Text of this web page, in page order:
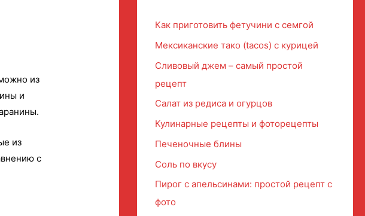
из
и
из
с
Как приготовить фетучини с семгой
Мексиканские тако (tacos) с курицей
Сливовый джем – самый простой
рецепт
Салат из редиса и огурцов
Кулинарные рецепты и фоторецепты
Печеночные блины
Соль по вкусу
Пирог с апельсинами: простой рецепт с
фото